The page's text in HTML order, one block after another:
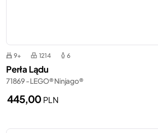
9+ 1214 6
Perła Lądu
71869 - LEGO® Ninjago®
445,00 PLN